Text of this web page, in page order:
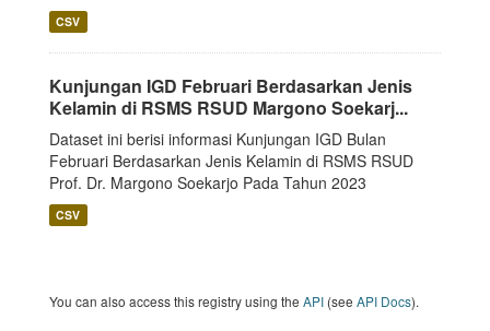
CSV
Kunjungan IGD Februari Berdasarkan Jenis
Kelamin di RSMS RSUD Margono Soekarj...
Dataset ini berisi informasi Kunjungan IGD Bulan
Februari Berdasarkan Jenis Kelamin di RSMS RSUD
Prof. Dr. Margono Soekarjo Pada Tahun 2023
CSV
You can also access this registry using the API (see API Docs).